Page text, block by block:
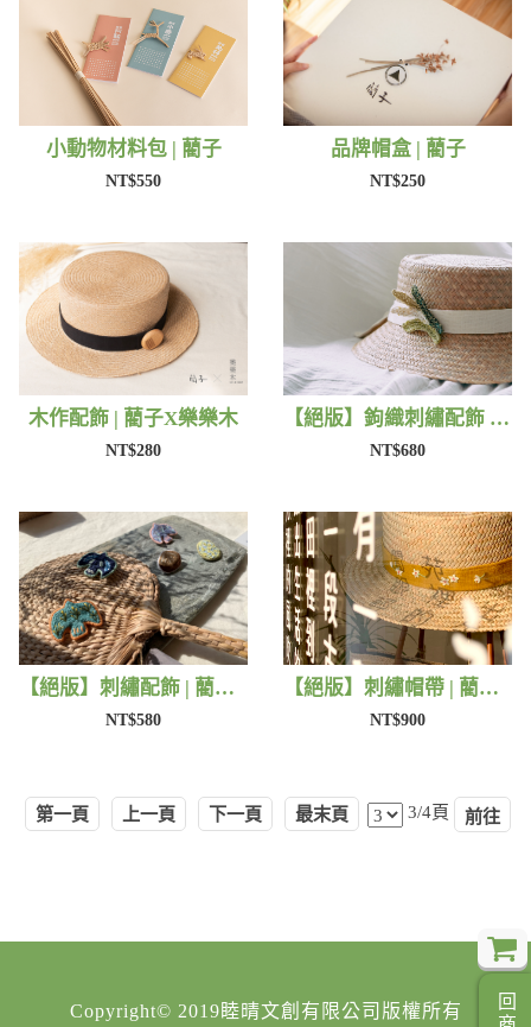
小動物材料包 | 藺子
NT$550
品牌帽盒 | 藺子
NT$250
木作配飾 | 藺子X樂樂木
NT$280
【絕版】鉤織刺繡配飾 | 藺子Xphytooo
NT$680
【絕版】刺繡配飾 | 藺子X撫子色生活
NT$580
【絕版】刺繡帽帶 | 藺子X有FU手作
NT$900
第一頁 上一頁 下一頁 最末頁 3/4頁
Copyright© 2019睦晴文創有限公司版權所有